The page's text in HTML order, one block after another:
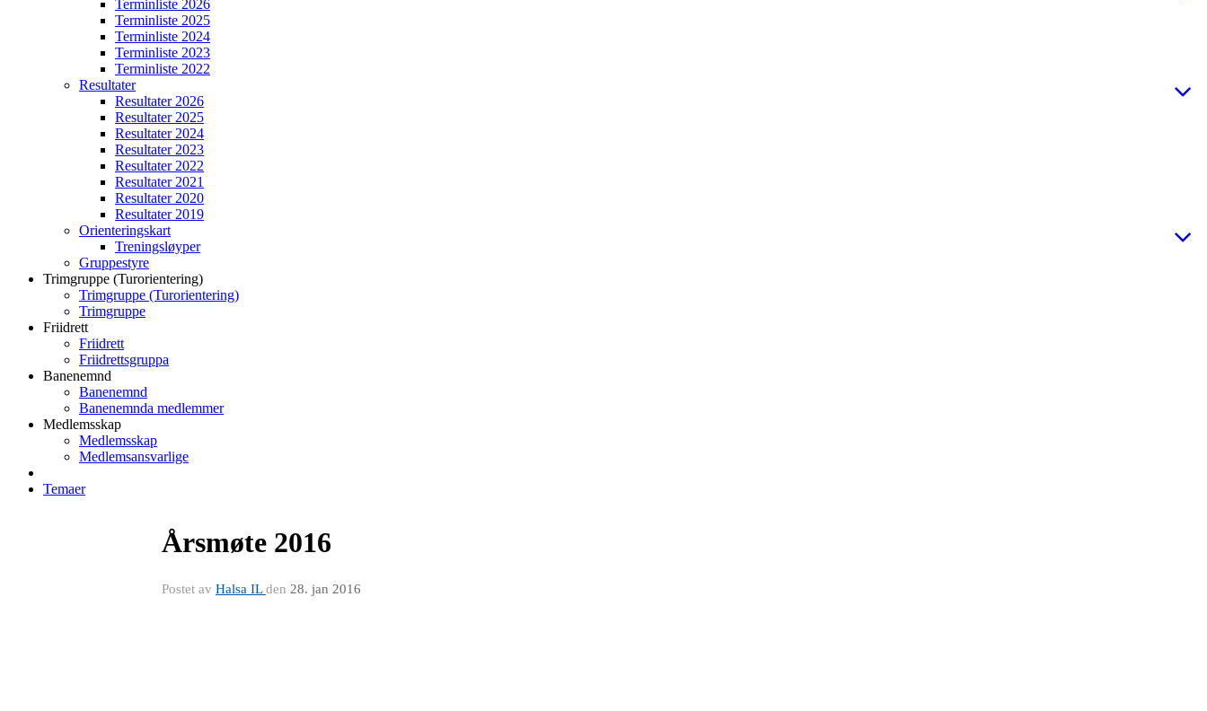
Terminliste 2026
Terminliste 2025
Terminliste 2024
Terminliste 2023
Terminliste 2022
Resultater
Resultater 2026
Resultater 2025
Resultater 2024
Resultater 2023
Resultater 2022
Resultater 2021
Resultater 2020
Resultater 2019
Orienteringskart
Treningsløyper
Gruppestyre
Trimgruppe (Turorientering)
Trimgruppe (Turorientering)
Trimgruppe
Friidrett
Friidrett
Friidrettsgruppa
Banenemnd
Banenemnd
Banenemnda medlemmer
Medlemsskap
Medlemsskap
Medlemsansvarlige
Temaer
Årsmøte 2016
Postet av Halsa ILden 28. jan 2016